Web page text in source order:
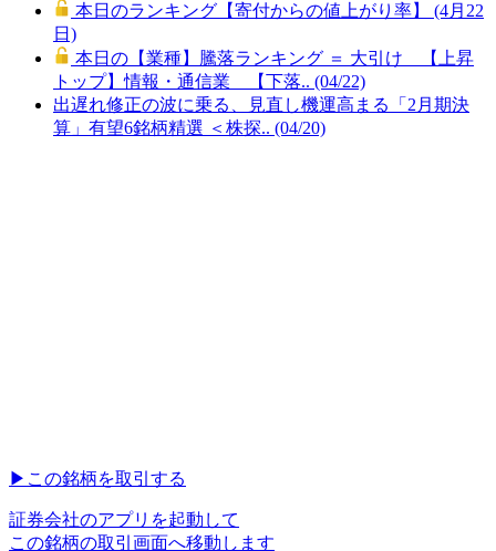
本日のランキング【寄付からの値上がり率】 (4月22
日)
本日の【業種】騰落ランキング ＝ 大引け 【上昇
トップ】情報・通信業 【下落.. (04/22)
出遅れ修正の波に乗る、見直し機運高まる「2月期決
算」有望6銘柄精選 ＜株探.. (04/20)
▶︎ この銘柄を取引する
証券会社のアプリを起動して
この銘柄の取引画面へ移動します